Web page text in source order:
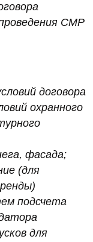
СМР
договора
охранного
фасада;
(для
подсчета
для